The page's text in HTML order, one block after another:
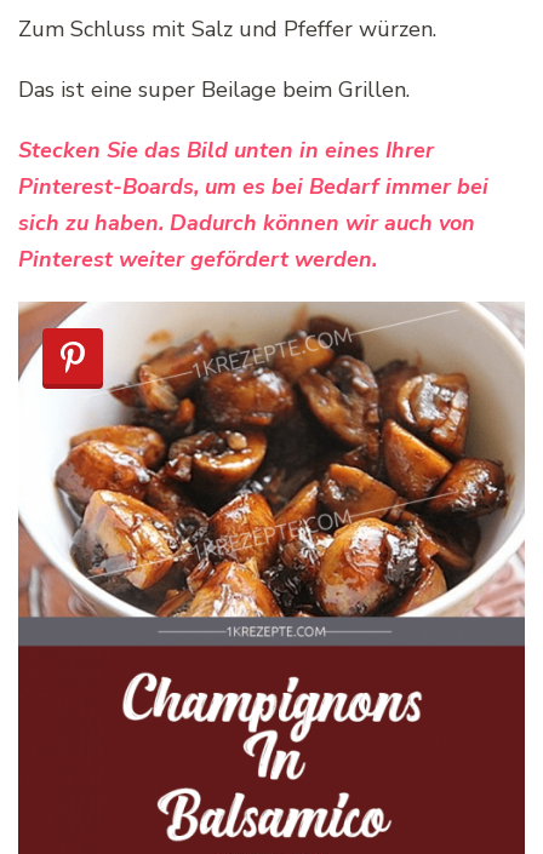
Zum Schluss mit Salz und Pfeffer würzen.
Das ist eine super Beilage beim Grillen.
Stecken Sie das Bild unten in eines Ihrer
Pinterest-Boards, um es bei Bedarf immer bei
sich zu haben. Dadurch können wir auch von
Pinterest weiter gefördert werden.